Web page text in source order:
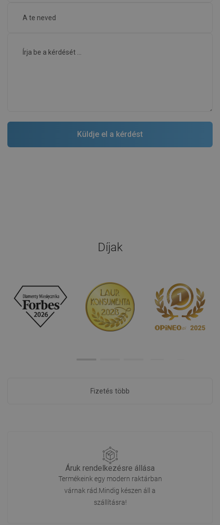
Díjak
Fizetés több
Áruk rendelkezésre állása
Termékeink egy modern raktárban
várnak rád.Mindig készen áll a
szállításra!